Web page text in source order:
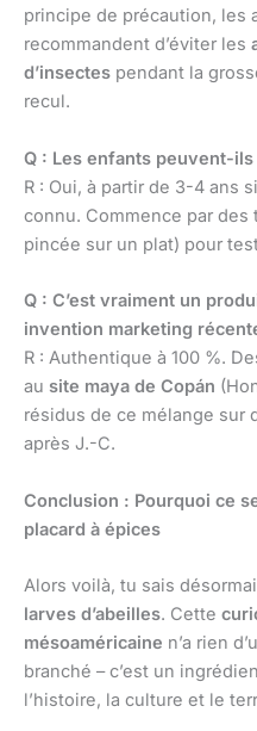
principe de précaution, les
recommandent d’éviter les
d’insectes pendant la
recul.
Q : Les enfants peuvent-ils
R : Oui, à partir de 3-4 ans
connu. Commence par
pincée sur un plat) pour
Q : C’est vraiment un
invention marketing
R : Authentique à 100 %.
au site maya de Copán
résidus de ce mélange sur
après J.-C.
Conclusion : Pourquoi ce
placard à épices
Alors voilà, tu sais
larves d’abeilles. Cette
mésoaméricaine n’a rien
branché – c’est un
l’histoire, la culture et le